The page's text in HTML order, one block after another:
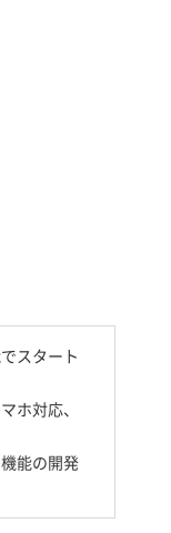
スタート
ホ対応、
能の開発